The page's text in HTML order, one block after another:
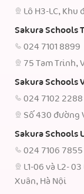
Lô H3-LC, Khu
Sakura Schools
024 7101 8899
75 Tam Trinh,
Sakura Schools
024 7102 2288
Số 430 đường
Sakura Schools
024 7106 7855
L1-06 và L2-
Xuân, Hà Nội